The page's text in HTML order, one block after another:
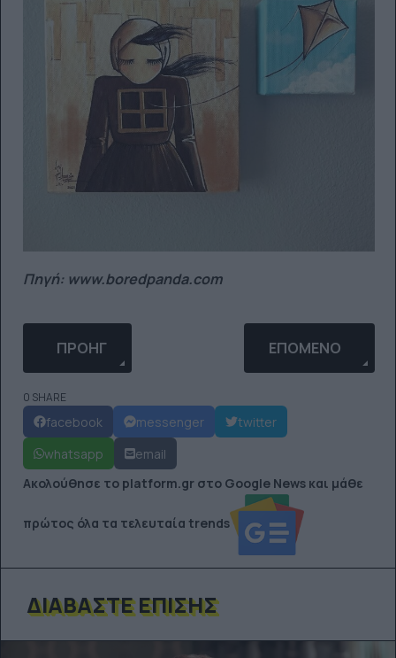
Πηγή: www.boredpanda.com
ΠΡΟΗΓΟΎΜΕΝΟ ΆΡΘΡΟ: Η ΦΊΝΟΣ ΦΙΛΜ ΜΑΣ
ΠΡΟΗΓ ΕΠΌΜΕΝΟ ΆΡΘΡΟ:
ΕΠΌΜΕΝΟ
0 SHARE
facebook messenger
twitter
whatsapp
email
Ακολούθησε το platform.gr στο Google News και μάθε
πρώτος όλα τα τελευταία trends
ΔΙΑΒΆΣΤΕ ΕΠΊΣΗΣ